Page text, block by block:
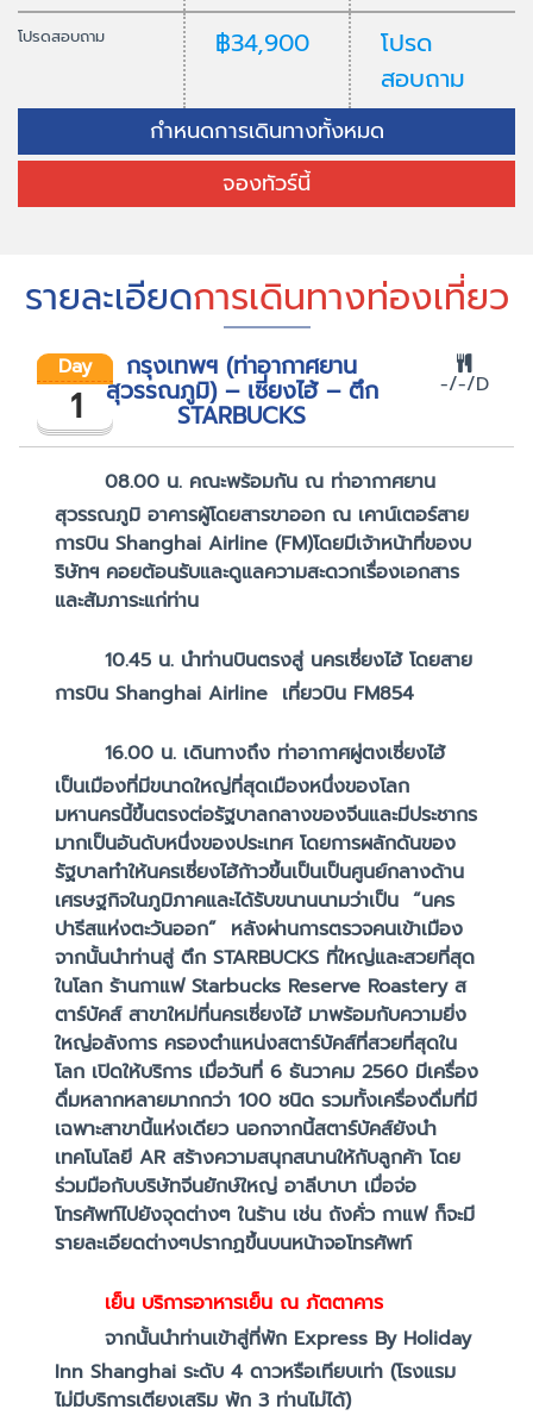
โปรดสอบถาม ฿34,900
โปรด
สอบถาม
กำหนดการเดินทางทั้งหมด
จองทัวร์นี้
รายละเอียดการเดินทางท่องเที่ยว
Day
1
กรุงเทพฯ (ท่าอากาศยาน
สุวรรณภูมิ) – เซี่ยงไฮ้ – ตึก
STARBUCKS
-/-/D
08.00 น. คณะพร้อมกัน ณ ท่าอากาศยาน
สุวรรณภูมิ อาคารผู้โดยสารขาออก ณ เคาน์เตอร์สาย
การบิน Shanghai Airline (FM)โดยมีเจ้าหน้าที่ของบ
ริษัทฯ คอยต้อนรับและดูแลความสะดวกเรื่องเอกสาร
และสัมภาระแก่ท่าน
10.45 น. นำท่านบินตรงสู่ นครเซี่ยงไฮ้ โดยสาย
การบิน Shanghai Airline เที่ยวบิน FM854
16.00 น. เดินทางถึง ท่าอากาศผู่ตงเซี่ยงไฮ้
เป็นเมืองที่มีขนาดใหญ่ที่สุดเมืองหนึ่งของโลก
มหานครนี้ขึ้นตรงต่อรัฐบาลกลางของจีนและมีประชากร
มากเป็นอันดับหนึ่งของประเทศ โดยการผลักดันของ
รัฐบาลทำให้นครเซี่ยงไฮ้ก้าวขึ้นเป็นเป็นศูนย์กลางด้าน
เศรษฐกิจในภูมิภาคและได้รับขนานนามว่าเป็น “นคร
ปารีสแห่งตะวันออก” หลังผ่านการตรวจคนเข้าเมือง
จากนั้นนำท่านสู่ ตึก STARBUCKS ที่ใหญ่และสวยที่สุด
ในโลก ร้านกาแฟ Starbucks Reserve Roastery ส
ตาร์บัคส์ สาขาใหม่ที่นครเซี่ยงไฮ้ มาพร้อมกับความยิ่ง
ใหญ่อลังการ ครองตำแหน่งสตาร์บัคส์ที่สวยที่สุดใน
โลก เปิดให้บริการ เมื่อวันที่ 6 ธันวาคม 2560 มีเครื่อง
ดื่มหลากหลายมากกว่า 100 ชนิด รวมทั้งเครื่องดื่มที่มี
เฉพาะสาขานี้แห่งเดียว นอกจากนี้สตาร์บัคส์ยังนำ
เทคโนโลยี AR สร้างความสนุกสนานให้กับลูกค้า โดย
ร่วมมือกับบริษัทจีนยักษ์ใหญ่ อาลีบาบา เมื่อจ่อ
โทรศัพท์ไปยังจุดต่างๆ ในร้าน เช่น ถังคั่ว กาแฟ ก็จะมี
รายละเอียดต่างๆปรากฏขึ้นบนหน้าจอโทรศัพท์
เย็น บริการอาหารเย็น ณ ภัตตาคาร
จากนั้นนำท่านเข้าสู่ที่พัก Express By Holiday
Inn Shanghai ระดับ 4 ดาวหรือเทียบเท่า (โรงแรม
ไม่มีบริการเตียงเสริม พัก 3 ท่านไม่ได้)